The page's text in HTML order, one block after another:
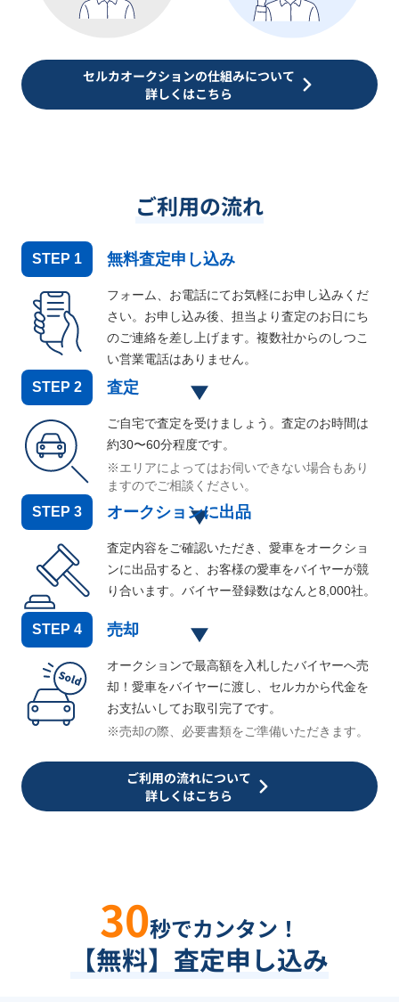
セルカオークションの仕組みについて
詳しくはこちら
ご利用の流れ
STEP 1 無料査定申し込み
フォーム、お電話にてお気軽にお申し込みくだ
さい。お申し込み後、担当より査定のお日にち
のご連絡を差し上げます。複数社からのしつこ
い営業電話はありません。
STEP 2 査定
ご自宅で査定を受けましょう。査定のお時間は
約30〜60分程度です。
※エリアによってはお伺いできない場合もあり
ますのでご相談ください。
STEP 3 オークションに出品
査定内容をご確認いただき、愛車をオークショ
ンに出品すると、お客様の愛車をバイヤーが競
り合います。バイヤー登録数はなんと8,000社。
STEP 4 売却
オークションで最高額を入札したバイヤーへ売
却！愛車をバイヤーに渡し、セルカから代金を
お支払いしてお取引完了です。
※売却の際、必要書類をご準備いただきます。
ご利用の流れについて
詳しくはこちら
30秒でカンタン！
【無料】査定申し込み